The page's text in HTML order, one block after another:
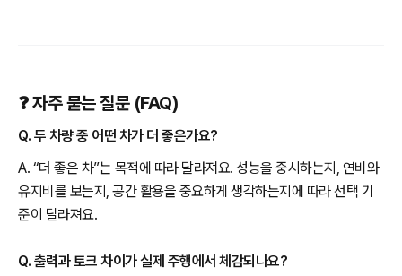
❓ 자주 묻는 질문 (FAQ)
Q. 두 차량 중 어떤 차가 더 좋은가요?
A. “더 좋은 차”는 목적에 따라 달라져요. 성능을 중시하는지, 연비와
유지비를 보는지, 공간 활용을 중요하게 생각하는지에 따라 선택 기
준이 달라져요.
Q. 출력과 토크 차이가 실제 주행에서 체감되나요?